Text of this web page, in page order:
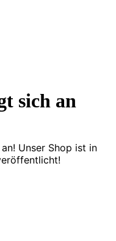
sich an
Unser Shop ist in